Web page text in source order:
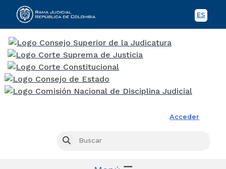
ES
Acceder
Buscar